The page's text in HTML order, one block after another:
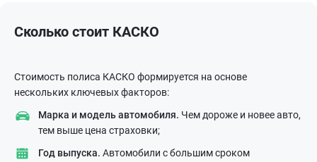
Сколько стоит КАСКО
Стоимость полиса КАСКО формируется на основе
нескольких ключевых факторов:
Марка и модель автомобиля. Чем дороже и новее авто,
тем выше цена страховки;
Год выпуска. Автомобили с большим сроком